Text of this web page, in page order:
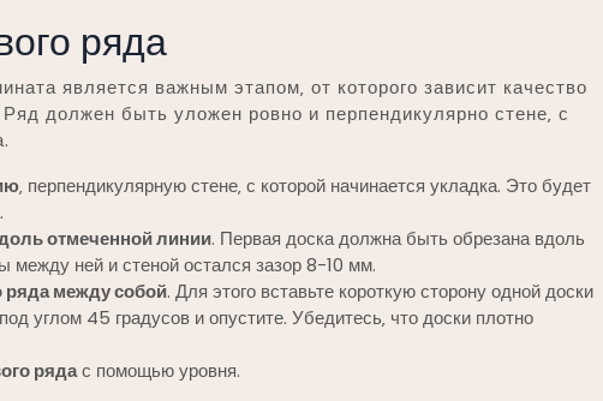
ряда
является важным этапом‚ от которого зависит качество
Ряд должен быть уложен ровно и перпендикулярно стене‚ с
‚ перпендикулярную стене‚ с которой начинается укладка. Это будет
отмеченной линии. Первая доска должна быть обрезана вдоль
между ней и стеной остался зазор 8-10 мм.
ряда между собой. Для этого вставьте короткую сторону одной доски
углом 45 градусов и опустите. Убедитесь‚ что доски плотно
рядас помощью уровня.